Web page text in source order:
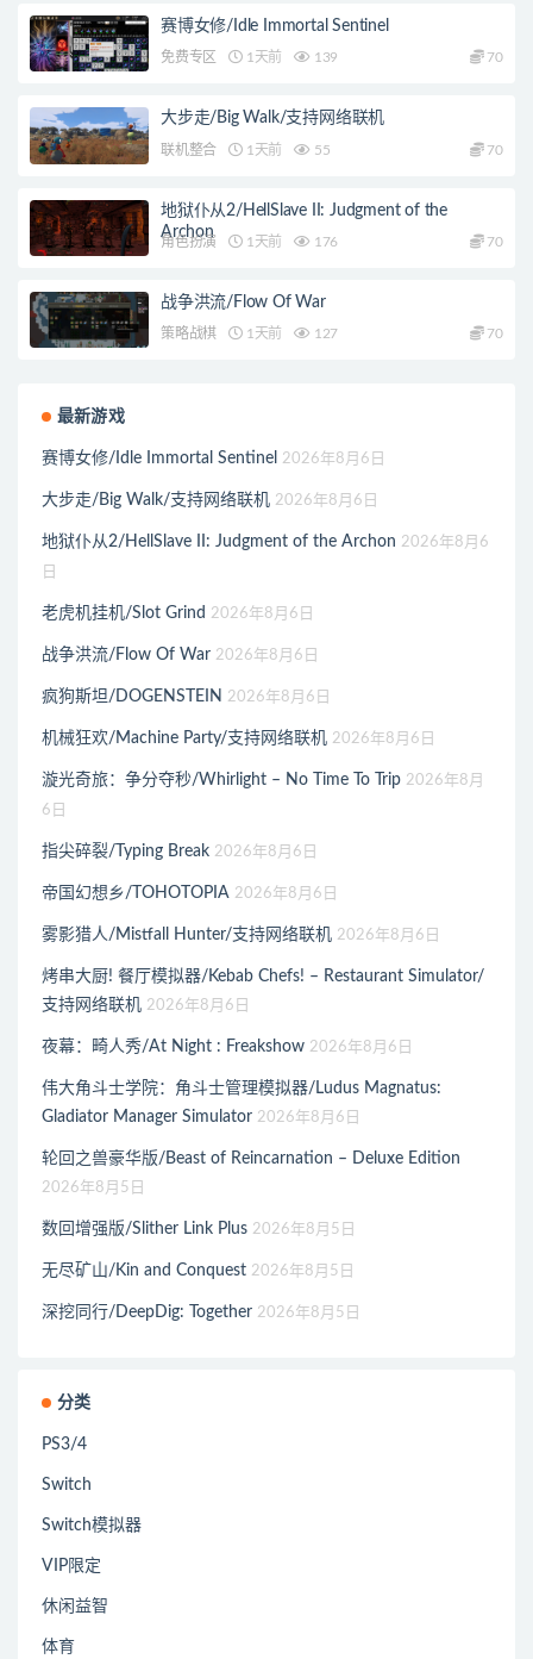
赛博女修/Idle Immortal Sentinel
免费专区 1天前 139 70
大步走/Big Walk/支持网络联机
联机整合 1天前 55 70
地狱仆从2/HellSlave II: Judgment of the
Archon
角色扮演 1天前 176 70
战争洪流/Flow Of War
策略战棋 1天前 127 70
最新游戏
赛博女修/Idle Immortal Sentinel 2026年8月6日
大步走/Big Walk/支持网络联机 2026年8月6日
地狱仆从2/HellSlave II: Judgment of the Archon 2026年8月6
日
老虎机挂机/Slot Grind 2026年8月6日
战争洪流/Flow Of War 2026年8月6日
疯狗斯坦/DOGENSTEIN 2026年8月6日
机械狂欢/Machine Party/支持网络联机 2026年8月6日
漩光奇旅：争分夺秒/Whirlight – No Time To Trip 2026年8月
6日
指尖碎裂/Typing Break 2026年8月6日
帝国幻想乡/TOHOTOPIA 2026年8月6日
雾影猎人/Mistfall Hunter/支持网络联机 2026年8月6日
烤串大厨! 餐厅模拟器/Kebab Chefs! – Restaurant Simulator/
支持网络联机 2026年8月6日
夜幕：畸人秀/At Night : Freakshow 2026年8月6日
伟大角斗士学院：角斗士管理模拟器/Ludus Magnatus:
Gladiator Manager Simulator 2026年8月6日
轮回之兽豪华版/Beast of Reincarnation – Deluxe Edition
2026年8月5日
数回增强版/Slither Link Plus 2026年8月5日
无尽矿山/Kin and Conquest 2026年8月5日
深挖同行/DeepDig: Together 2026年8月5日
分类
PS3/4
Switch
Switch模拟器
VIP限定
休闲益智
体育